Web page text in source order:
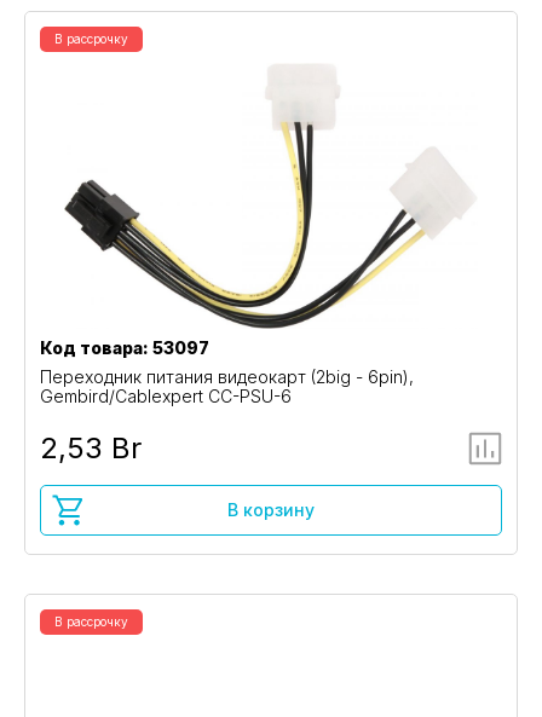
В рассрочку
Код товара: 53097
Переходник питания видеокарт (2big - 6pin),
Gembird/Cablexpert CC-PSU-6
2,53 Br
В корзину
В рассрочку